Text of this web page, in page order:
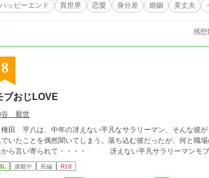
ハッピーエンド 異世界 恋愛 身分差 婚姻 美丈夫
感想
8
ブおじLOVE
谷 厭世
田 平八は、中年の冴えない平凡なサラリーマン、そんな彼
でいたことを偶然聞いてしまう。落ち込む彼だったが、何と職
から言い寄られて・・・・ 冴えない平凡サラリーマンモブ
連載中 長編 R18